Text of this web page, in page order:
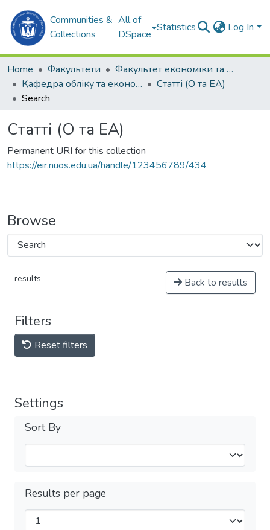
Communities &
Collections
All of
DSpace
Statistics Log In
Home Факультети
Факультет економіки та екології моря (ФЕЕМ)
Кафедра обліку та економічного аналізу (О та ЕА)
Статті (О та ЕА)
Search
Статті (О та ЕА)
Permanent URI for this collection
https://eir.nuos.edu.ua/handle/123456789/434
Browse
results Back to results
Filters
Reset filters
Settings
Sort By
Results per page